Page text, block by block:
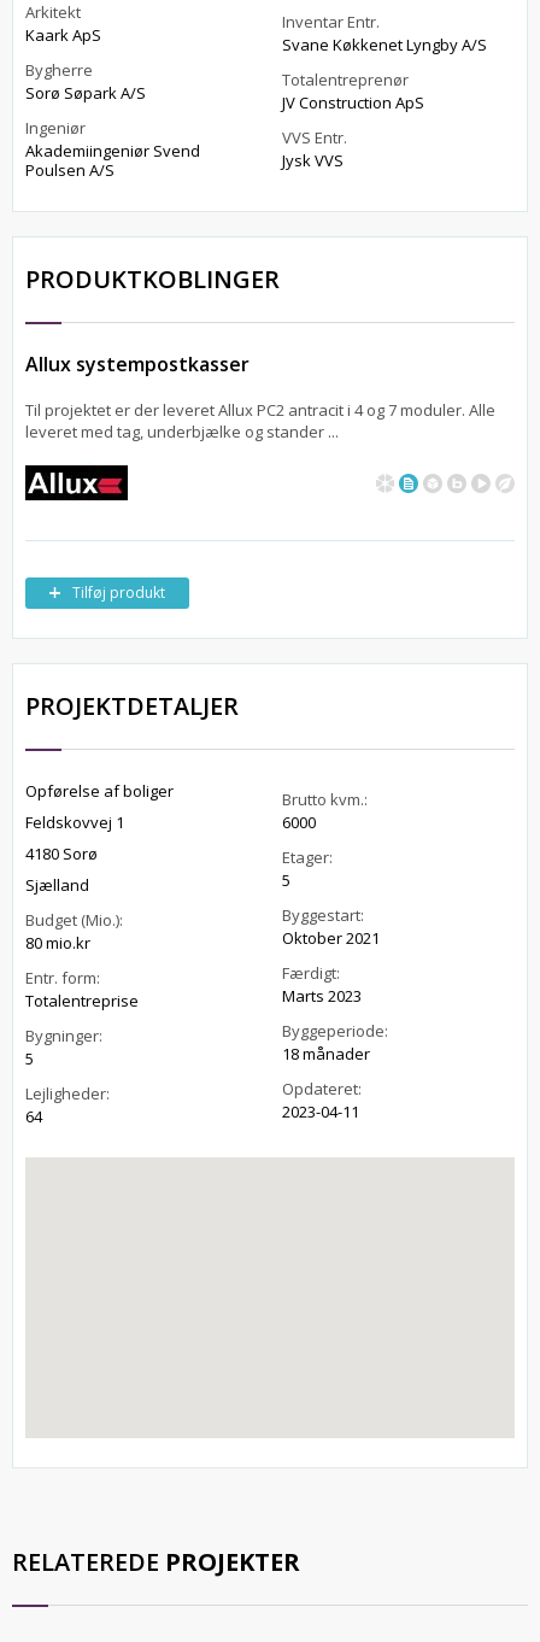
Arkitekt
Kaark ApS
Bygherre
Sorø Søpark A/S
Ingeniør
Akademiingeniør Svend
Poulsen A/S
Inventar Entr.
Svane Køkkenet Lyngby A/S
Totalentreprenør
JV Construction ApS
VVS Entr.
Jysk VVS
PRODUKTKOBLINGER
Allux systempostkasser
Til projektet er der leveret Allux PC2 antracit i 4 og 7 moduler. Alle
leveret med tag, underbjælke og stander ...
Tilføj produkt
PROJEKTDETALJER
Opførelse af boliger
Feldskovvej 1
4180 Sorø
Sjælland
Budget (Mio.):
80 mio.kr
Entr. form:
Totalentreprise
Bygninger:
5
Lejligheder:
64
Brutto kvm.:
6000
Etager:
5
Byggestart:
Oktober 2021
Færdigt:
Marts 2023
Byggeperiode:
18 månader
Opdateret:
2023-04-11
RELATEREDE PROJEKTER